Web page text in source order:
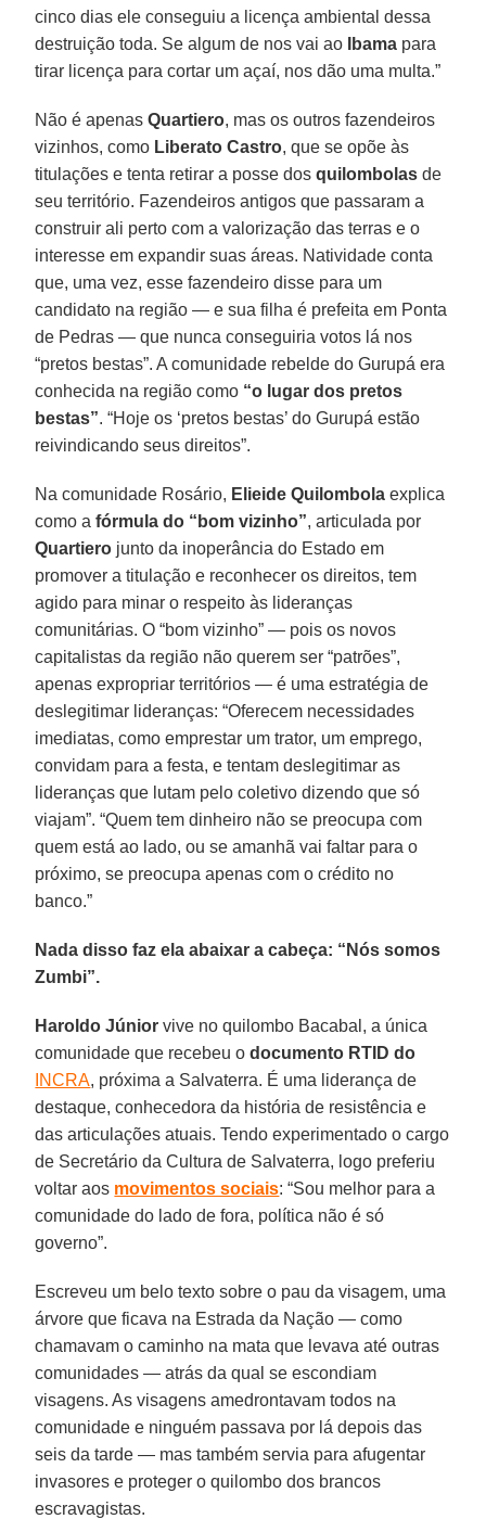
cinco dias ele conseguiu a licença ambiental dessa
destruição toda. Se algum de nos vai ao
Ibama para
tirar licença para cortar um açaí, nos dão uma multa.”
Não é apenasQuartiero, mas os outros fazendeiros
vizinhos, como Liberato Castro, que se opõe às
titulações e tenta retirar a posse dosquilombolas de
seu território. Fazendeiros antigos que passaram a
construir ali perto com a valorização das terras e o
interesse em expandir suas áreas. Natividade conta
que, uma vez, esse fazendeiro disse para um
candidato na região — e sua filha é prefeita em Ponta
de Pedras — que nunca conseguiria votos lá nos
“pretos bestas”. A comunidade rebelde do Gurupá era
conhecida na região como “o lugar dos pretos
bestas”. “Hoje os ‘pretos bestas’ do Gurupá estão
reivindicando seus direitos”.
Na comunidade Rosário, Elieide Quilombola explica
como afórmula do “bom vizinho”, articulada por
Quartiero junto da inoperância do Estado em
promover a titulação e reconhecer os direitos, tem
agido para minar o respeito às lideranças
comunitárias. O “bom vizinho” — pois os novos
capitalistas da região não querem ser “patrões”,
apenas expropriar territórios — é uma estratégia de
deslegitimar lideranças: “Oferecem necessidades
imediatas, como emprestar um trator, um emprego,
convidam para a festa, e tentam deslegitimar as
lideranças que lutam pelo coletivo dizendo que só
viajam”. “Quem tem dinheiro não se preocupa com
quem está ao lado, ou se amanhã vai faltar para o
próximo, se preocupa apenas com o crédito no
banco.”
Nada disso faz ela abaixar a cabeça: “Nós somos
Zumbi”.
Haroldo Júnior vive no quilombo Bacabal, a única
comunidade que recebeu odocumento RTID do
INCRA, próxima a Salvaterra. É uma liderança de
destaque, conhecedora da história de resistência e
das articulações atuais. Tendo experimentado o cargo
de Secretário da Cultura de Salvaterra, logo preferiu
voltar aos movimentos sociais: “Sou melhor para a
comunidade do lado de fora, política não é só
governo”.
Escreveu um belo texto sobre o pau da visagem, uma
árvore que ficava na Estrada da Nação — como
chamavam o caminho na mata que levava até outras
comunidades — atrás da qual se escondiam
visagens. As visagens amedrontavam todos na
comunidade e ninguém passava por lá depois das
seis da tarde — mas também servia para afugentar
invasores e proteger o quilombo dos brancos
escravagistas.